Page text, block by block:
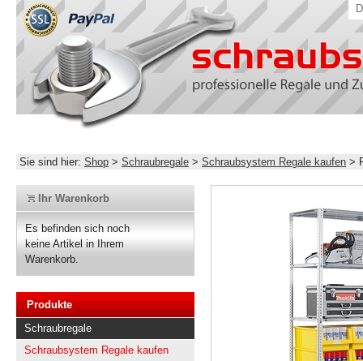
Sie sind hier: Shop > Schraubregale > Schraubsystem Regale kaufen >
Ihr Warenkorb
Es befinden sich noch
keine Artikel in Ihrem
Warenkorb.
Produkte
Schraubregale
Schraubsystem Regale kaufen